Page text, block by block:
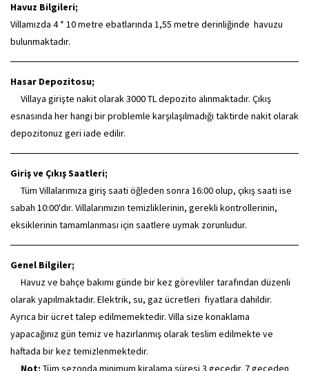
Havuz Bilgileri;
Villamızda 4 * 10 metre ebatlarında 1,55 metre derinliğinde havuzu
bulunmaktadır.
Hasar Depozitosu;
Villaya girişte nakit olarak 3000 TL depozito alınmaktadır. Çıkış
esnasında her hangi bir problemle karşılaşılmadığı taktirde nakit olarak
depozitonuz geri iade edilir.
Giriş ve Çıkış Saatleri;
Tüm Villalarımıza giriş saati öğleden sonra 16:00 olup, çıkış saati ise
sabah 10:00'dır. Villalarımızın temizliklerinin, gerekli kontrollerinin,
eksiklerinin tamamlanması için saatlere uymak zorunludur.
Genel Bilgiler;
Havuz ve bahçe bakımı günde bir kez görevliler tarafından düzenli
olarak yapılmaktadır. Elektrik, su, gaz ücretleri fiyatlara dahildir.
Ayrıca bir ücret talep edilmemektedir. Villa size konaklama
yapacağınız gün temiz ve hazırlanmış olarak teslim edilmekte ve
haftada bir kez temizlenmektedir.
Not; Tüm sezonda minimum kiralama süresi 3 gecedir. 7 geceden